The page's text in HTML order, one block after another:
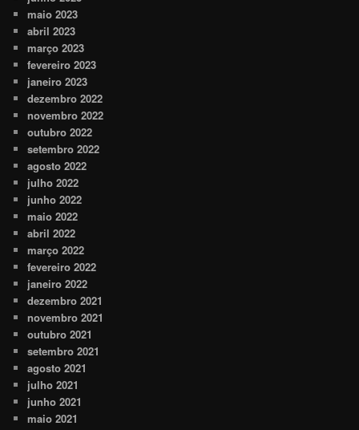
maio 2023
abril 2023
março 2023
fevereiro 2023
janeiro 2023
dezembro 2022
novembro 2022
outubro 2022
setembro 2022
agosto 2022
julho 2022
junho 2022
maio 2022
abril 2022
março 2022
fevereiro 2022
janeiro 2022
dezembro 2021
novembro 2021
outubro 2021
setembro 2021
agosto 2021
julho 2021
junho 2021
maio 2021